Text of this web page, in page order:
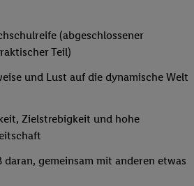
(abgeschlossener
Teil)
und Lust auf die dynamische Welt
Zielstrebigkeit und hohe
daran, gemeinsam mit anderen etwas